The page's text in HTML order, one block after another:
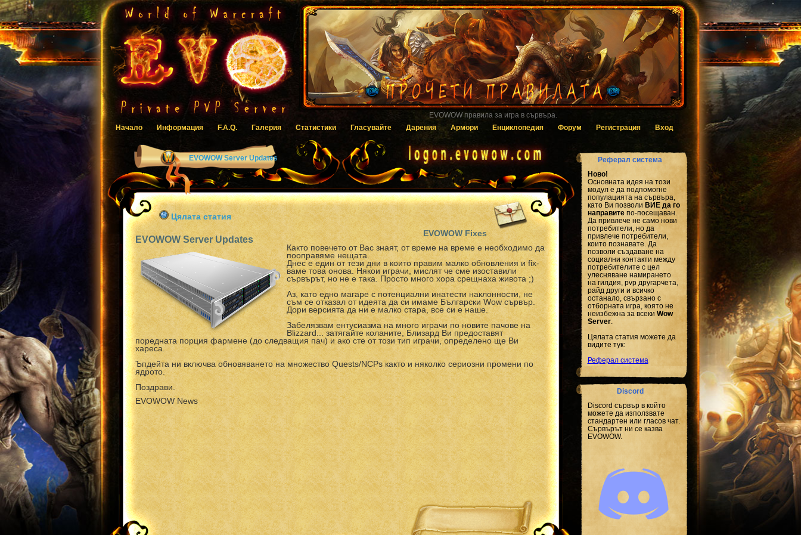
Гласувайте за EVOWOW чрез системата за гласуване.
Начало
Информация F.A.Q. Галерия Статистики Гласувайте Дарения Армори Енциклопедия Форум Регистрация Вход
Реферал система
Ново!
Основната идея на този
модул е да подпомогне
популацията на сървъра,
като Ви позволи ВИЕ да го
направитепо-посещаван.
Да привлече не само нови
потребители, но да
привлече потребители,
които познавате. Да
позволи създаване на
социални контакти между
потребителите с цел
улесняване намирането
на гилдия, pvp другарчета,
райд други и всичко
останало, свързано с
отборната игра, която не
неизбежна за всеки Wow
Server.
Цялата статия можете да
видите тук:
Реферал система
Discord
Discord сървър в който
можете да използвате
стандартен или гласов чат.
Сървърът ни се казва
EVOWOW.
EVOWOW Server Updates
Цялата статия
EVOWOW Server Updates
EVOWOW Fixes
Както повечето от Вас знаят, от време на време е необходимо да
пооправяме нещата.
Днес е един от тези дни в които правим малко обновления и fix-
ваме това онова. Някои играчи, мислят че сме изоставили
сървърът, но не е така. Просто много хора срещнаха живота ;)
Аз, като едно магаре с потенциални инатести наклонности, не
съм се отказал от идеята да си имаме Български Wow сървър.
Дори версията да ни е малко стара, все си е наше.
Забелязвам ентусиазма на много играчи по новите пачове на
Blizzard... затягайте коланите, Близард Ви предоставят
поредната порция фармене (до следващия пач) и ако сте от този тип играчи, определено ще Ви
хареса.
Ъпдейта ни включва обновяването на множество Quests/NCPs както и няколко сериозни промени по
ядрото.
Поздрави.
EVOWOW News